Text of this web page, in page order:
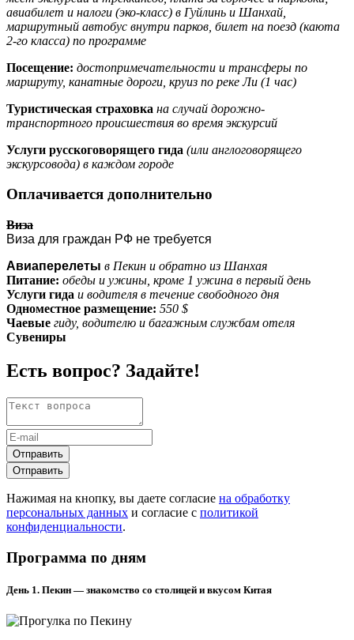
авиабилет и налоги (эко-класс) в Гуйлинь и Шанхай,
маршрутный автобус внутри парков, билет на поезд (каюта
2-го класса) по программе
Посещение: достопримечательности и трансферы по
маршруту, канатные дороги, круиз по реке Ли (1 час)
Туристическая страховка на случай дорожно-
транспортного происшествия во время экскурсий
Услуги русскоговорящего гида (или англоговорящего
экскурсовода) в каждом городе
Оплачивается дополнительно
Виза
Виза для граждан РФ не требуется
Авиаперелеты в Пекин и обратно из Шанхая
Питание: обеды и ужины, кроме 1 ужина в первый день
Услуги гида и водителя в течение свободного дня
Одноместное размещение: 550 $
Чаевые гиду, водителю и багажным службам отеля
Сувениры
Есть вопрос? Задайте!
Отправить
Отправить
Нажимая на кнопку, вы даете согласие на обработку
персональных данных и согласие с политикой
конфиденциальности.
Программа по дням
День 1. Пекин — знакомство со столицей и вкусом Китая